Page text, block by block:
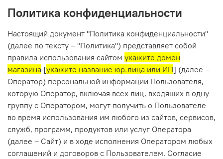
Политика конфиденциальности
Настоящий документ "Политика конфиденциальности"
(далее по тексту – "Политика") представляет собой
правила использования сайтом укажите домен
магазина [укажите название юр.лица или ИП] (далее –
Оператор) персональной информации Пользователя,
которую Оператор, включая всех лиц, входящих в одну
группу с Оператором, могут получить о Пользователе
во время использования им любого из сайтов, сервисов,
служб, программ, продуктов или услуг Оператора
(далее – Сайт) и в ходе исполнения Оператором любых
соглашений и договоров с Пользователем. Согласие